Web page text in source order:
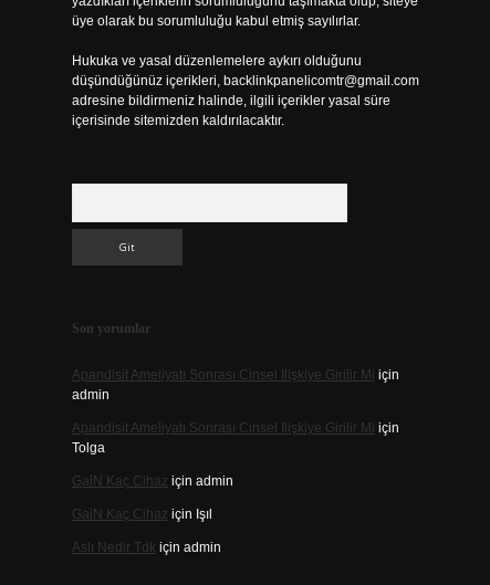
üye olarak bu sorumluluğu kabul etmiş sayılırlar.
Hukuka ve yasal düzenlemelere aykırı olduğunu
düşündüğünüz içerikleri, backlinkpanelicomtr@gmail.com
adresine bildirmeniz halinde, ilgili içerikler yasal süre
içerisinde sitemizden kaldırılacaktır.
Son yorumlar
Apandisit Ameliyatı Sonrası Cinsel Ilişkiye Girilir Mi için
admin
Apandisit Ameliyatı Sonrası Cinsel Ilişkiye Girilir Mi için
Tolga
Gai̇N Kaç Cihaz için admin
Gai̇N Kaç Cihaz için Işıl
Aslı Nedir Tdk için admin